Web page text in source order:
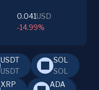
0.041USD
-14.99%
USDT
USDT
SOL
SOL
XRP
ADA